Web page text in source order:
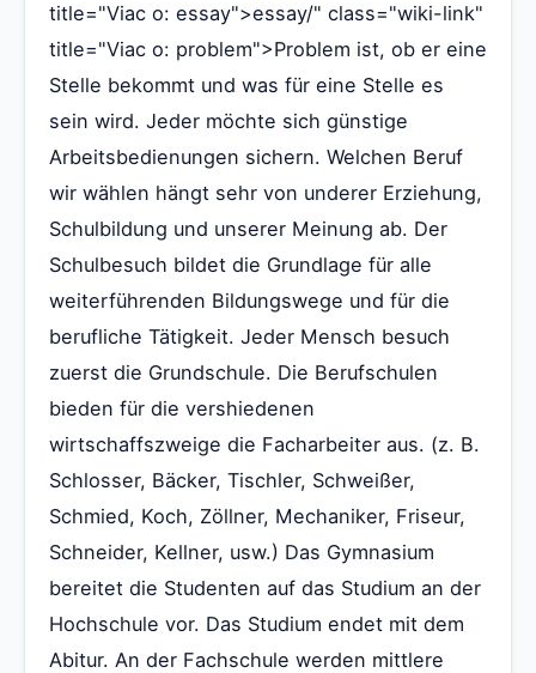
title="Viac o: essay">essay/" class="wiki-link"
title="Viac o: problem">Problem ist, ob er eine
Stelle bekommt und was für eine Stelle es
sein wird. Jeder möchte sich günstige
Arbeitsbedienungen sichern. Welchen Beruf
wir wählen hängt sehr von underer Erziehung,
Schulbildung und unserer Meinung ab. Der
Schulbesuch bildet die Grundlage für alle
weiterführenden Bildungswege und für die
berufliche Tätigkeit. Jeder Mensch besuch
zuerst die Grundschule. Die Berufschulen
bieden für die vershiedenen
wirtschaffszweige die Facharbeiter aus. (z. B.
Schlosser, Bäcker, Tischler, Schweißer,
Schmied, Koch, Zöllner, Mechaniker, Friseur,
Schneider, Kellner, usw.) Das Gymnasium
bereitet die Studenten auf das Studium an der
Hochschule vor. Das Studium endet mit dem
Abitur. An der Fachschule werden mittlere